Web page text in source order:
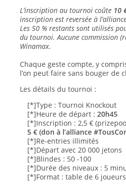
L’inscription au tournoi coûte 10
inscription est reversée à
Les 50 % restants sont utilisés
du tournoi. Aucune commission
Winamax.
Chaque geste compte, y
l’on peut faire sans bouger de
Les détails du tournoi :
[*]Type : Tournoi Knockout
[*]Heure de départ :20h45
[*]Inscription : 2,5 €
5 € (don à l’alliance
[*]Re-entries illimités
[*]Départ avec 20 000 jetons
[*]Blindes : 50 -100
[*]Durée des niveaux : 5
[*]Format : table de 6 joueurs